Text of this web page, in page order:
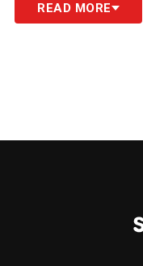
spesso
READ MORE